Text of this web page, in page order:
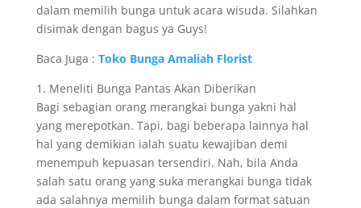
dalam memilih bunga untuk acara wisuda. Silahkan
disimak dengan bagus ya Guys!
Baca Juga : Toko Bunga Amaliah Florist
1. Meneliti Bunga Pantas Akan Diberikan
Bagi sebagian orang merangkai bunga yakni hal
yang merepotkan. Tapi, bagi beberapa lainnya hal
hal yang demikian ialah suatu kewajiban demi
menempuh kepuasan tersendiri. Nah, bila Anda
salah satu orang yang suka merangkai bunga tidak
ada salahnya memilih bunga dalam format satuan